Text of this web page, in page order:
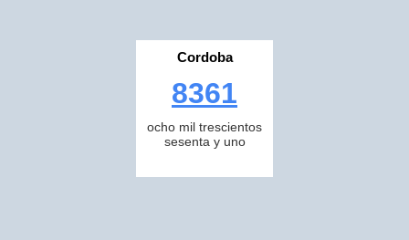
Cordoba
8361
ocho mil trescientos
sesenta y uno